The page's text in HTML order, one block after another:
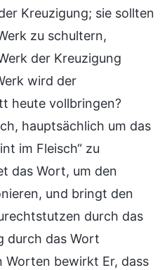
Kreuzigung; sie sollten
zu schultern,
der Kreuzigung
wird der
heute vollbringen?
hauptsächlich um das
im Fleisch“ zu
das Wort, um den
und bringt den
durch das
durch das Wort
Worten bewirkt Er, dass